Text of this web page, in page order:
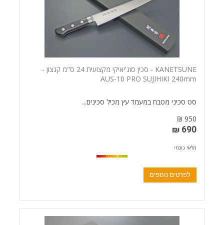
KANETSUNE - סכין סוג'יאיקי מקצועית 24 ס"מ קנצון -
AUS-10 PRO SUJIHIKI 240mm
סט סכיני מטבח במעמד עץ מכיל סכינים...
950 ₪
690 ₪
מלאי נוכחי
לפרטים נוספים